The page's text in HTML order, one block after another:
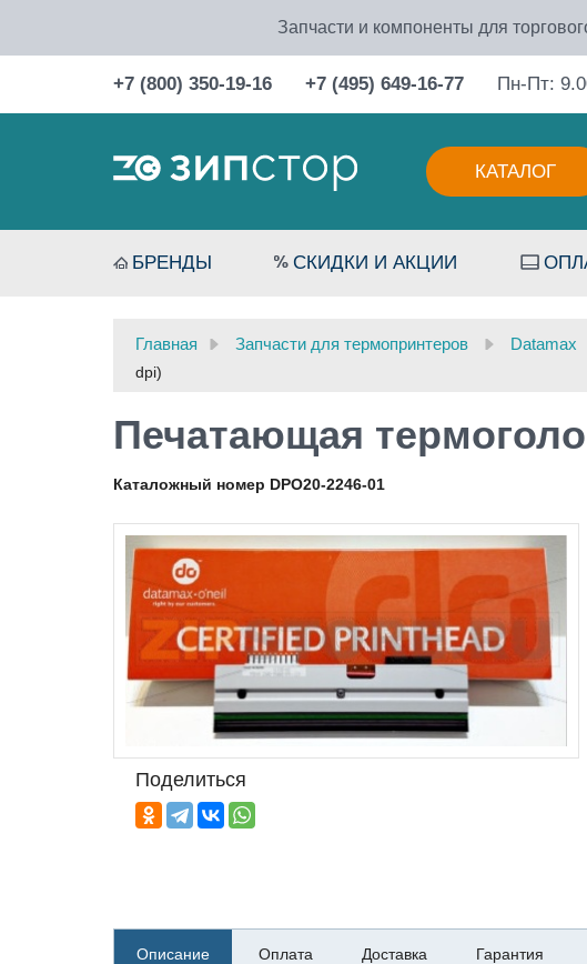
Запчасти и компоненты для
+7 (800) 350-19-16 +7 (495) 649-16-77 Пн-Пт:
КАТАЛОГ
БРЕНДЫ СКИДКИ И АКЦИИ
Главная Запчасти для термопринтеров Datamax
dpi)
Печатающая
Каталожный номер DPO20-2246-01
Поделиться
Описание Оплата Доставка Гарантия